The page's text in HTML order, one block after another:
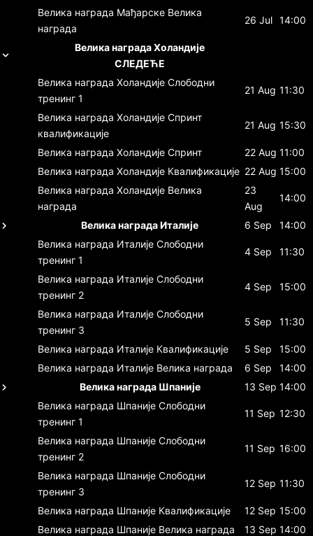
Велика награда Мађарске Велика
награда
26 Jul 14:00
Велика награда Холандије
СЛЕДЕЋЕ
Велика награда Холандије Слободни
тренинг 1
21 Aug 11:30
Велика награда Холандије Спринт
квалификације
21 Aug 15:30
Велика награда Холандије Спринт 22 Aug 11:00
Велика награда Холандије Квалификације 22 Aug 15:00
Велика награда Холандије Велика
награда
23
Aug
14:00
Велика награда Италије 6 Sep
14:00
Велика награда Италије Слободни
тренинг 1
4 Sep 11:30
Велика награда Италије Слободни
тренинг 2
4 Sep 15:00
Велика награда Италије Слободни
тренинг 3
5 Sep 11:30
Велика награда Италије Квалификације 5 Sep
15:00
Велика награда Италије Велика награда 6 Sep
14:00
Велика награда Шпаније
13 Sep 14:00
Велика награда Шпаније Слободни
тренинг 1
11 Sep 12:30
Велика награда Шпаније Слободни
тренинг 2
11 Sep 16:00
Велика награда Шпаније Слободни
тренинг 3
12 Sep 11:30
Велика награда Шпаније Квалификације 12 Sep 15:00
Велика награда Шпаније Велика награда 13 Sep 14:00